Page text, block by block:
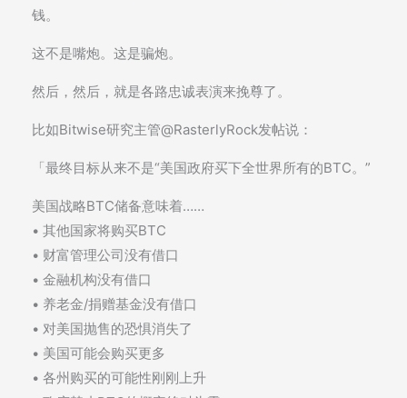
钱。
这不是嘴炮。这是骗炮。
然后，然后，就是各路忠诚表演来挽尊了。
比如Bitwise研究主管@RasterlyRock发帖说：
「最终目标从来不是“美国政府买下全世界所有的BTC。”
美国战略BTC储备意味着……
• 其他国家将购买BTC
• 财富管理公司没有借口
• 金融机构没有借口
• 养老金/捐赠基金没有借口
• 对美国抛售的恐惧消失了
• 美国可能会购买更多
• 各州购买的可能性刚刚上升